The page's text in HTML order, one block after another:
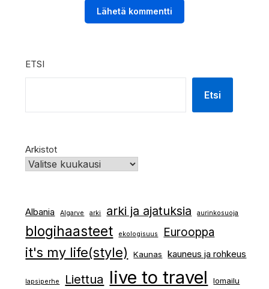
ETSI
Etsi
Arkistot
Albania Algarve arki arki ja ajatuksia aurinkosuoja
blogihaasteet ekologisuus Eurooppa
it's my life(style) Kaunas kauneus ja rohkeus
lapsiperhe Liettua live to travel lomailu